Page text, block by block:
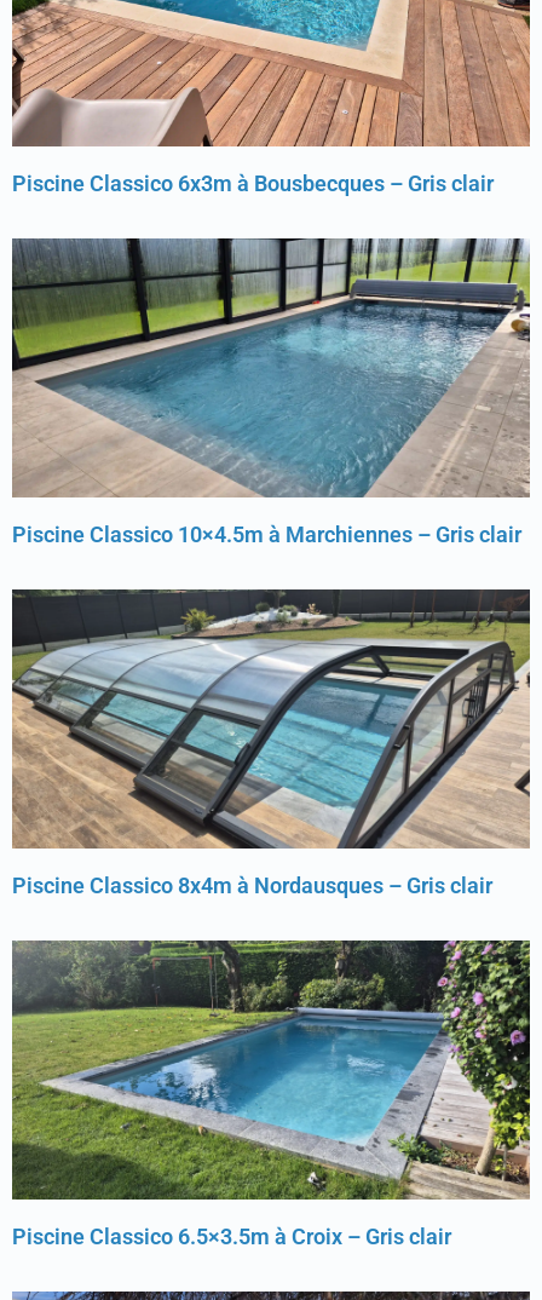
Piscine Classico 6x3m à Bousbecques – Gris clair
Piscine Classico 10×4.5m à Marchiennes – Gris clair
Piscine Classico 8x4m à Nordausques – Gris clair
Piscine Classico 6.5×3.5m à Croix – Gris clair